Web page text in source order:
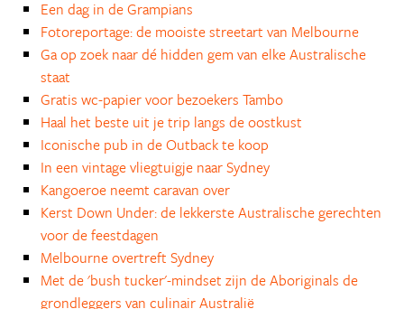
Een dag in de Grampians
Fotoreportage: de mooiste streetart van Melbourne
Ga op zoek naar dé hidden gem van elke Australische
staat
Gratis wc-papier voor bezoekers Tambo
Haal het beste uit je trip langs de oostkust
Iconische pub in de Outback te koop
In een vintage vliegtuigje naar Sydney
Kangoeroe neemt caravan over
Kerst Down Under: de lekkerste Australische gerechten
voor de feestdagen
Melbourne overtreft Sydney
Met de 'bush tucker'-mindset zijn de Aboriginals de
grondleggers van culinair Australië